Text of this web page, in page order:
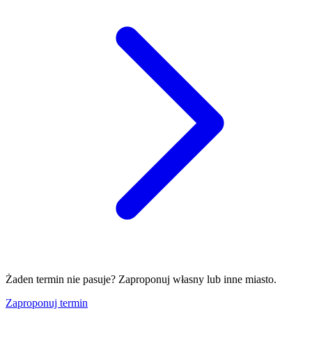
Żaden termin nie pasuje? Zaproponuj własny lub inne miasto.
Zaproponuj termin